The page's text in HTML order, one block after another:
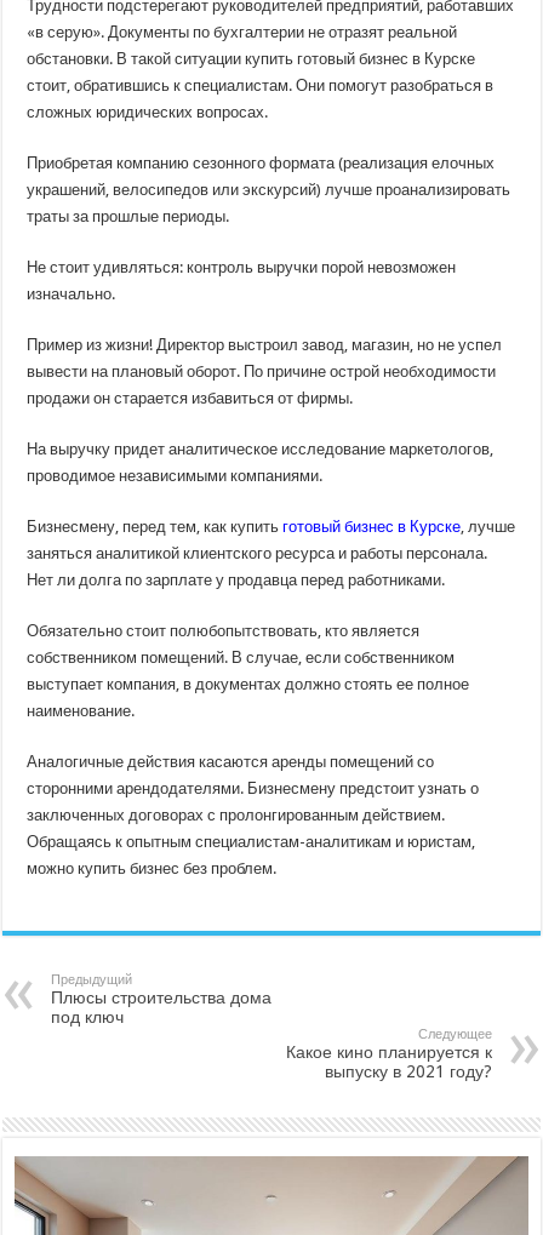
Трудности подстерегают руководителей предприятий, работавших
«в серую». Документы по бухгалтерии не отразят реальной
обстановки. В такой ситуации купить готовый бизнес в Курске
стоит, обратившись к специалистам. Они помогут разобраться в
сложных юридических вопросах.
Приобретая компанию сезонного формата (реализация елочных
украшений, велосипедов или экскурсий) лучше проанализировать
траты за прошлые периоды.
Не стоит удивляться: контроль выручки порой невозможен
изначально.
Пример из жизни! Директор выстроил завод, магазин, но не успел
вывести на плановый оборот. По причине острой необходимости
продажи он старается избавиться от фирмы.
На выручку придет аналитическое исследование маркетологов,
проводимое независимыми компаниями.
Бизнесмену, перед тем, как купитьготовый бизнес в Курске, лучше
заняться аналитикой клиентского ресурса и работы персонала.
Нет ли долга по зарплате у продавца перед работниками.
Обязательно стоит полюбопытствовать, кто является
собственником помещений. В случае, если собственником
выступает компания, в документах должно стоять ее полное
наименование.
Аналогичные действия касаются аренды помещений со
сторонними арендодателями. Бизнесмену предстоит узнать о
заключенных договорах с пролонгированным действием.
Обращаясь к опытным специалистам-аналитикам и юристам,
можно купить бизнес без проблем.
Предыдущий
Плюсы строительства дома
под ключ
Следующее
Какое кино планируется к
выпуску в 2021 году?